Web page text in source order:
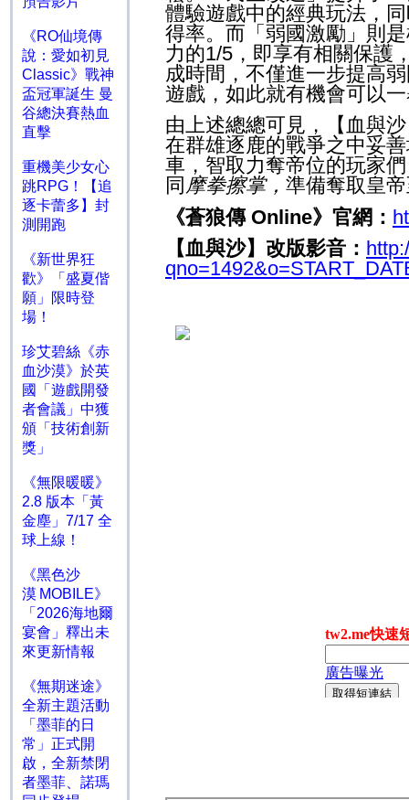
《RO仙境傳
說：愛如初見
Classic》戰神
盃冠軍誕生 曼
谷總決賽熱血
直擊
重機美少女心
跳RPG！【追
逐卡蕾多】封
測開跑
《新世界狂
歡》「盛夏偕
願」限時登
場！
珍艾碧絲《赤
血沙漠》於英
國「遊戲開發
者會議」中獲
頒「技術創新
獎」
《無限暖暖》
2.8 版本「黃
金塵」7/17 全
球上線！
《黑色沙
漠 MOBILE》
「2026海地爾
宴會」釋出未
來更新情報
《無期迷途》
全新主題活動
「墨菲的日
常」正式開
啟，全新禁閉
者墨菲、諾瑪
體驗遊戲中的經典玩法，
得率。而「弱國激勵」則
力的1/5 ，即享有相關保護
成時間，不僅進一步提高
遊戲，如此就有機會可以
由上述總總可見，【血與
在群雄逐鹿的戰爭之中妥
車，智取力奪帝位的玩家
同 摩拳擦掌， 準備奪取皇
《蒼狼傳 Online》官網：
【血與沙】改版影音：